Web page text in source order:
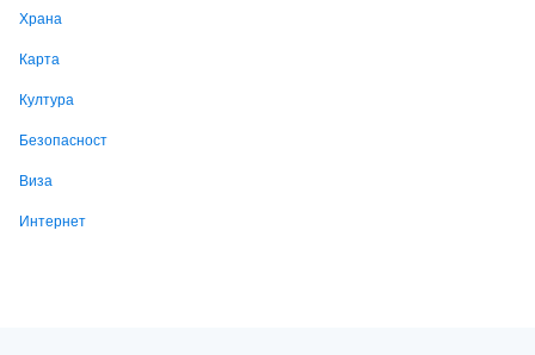
Храна
Карта
Култура
Безопасност
Виза
Интернет